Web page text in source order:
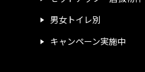
男女トイレ別
キャンペーン実施中